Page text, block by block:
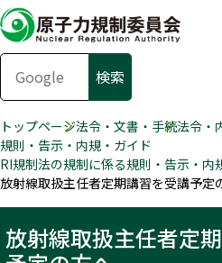
トップページ法令・文書・手続法令・
規則・告示・内規・ガイド
RI規制法の規制に係る規則・告示・内
放射線取扱主任者定期講習を受講予定
放射線取扱主任者定